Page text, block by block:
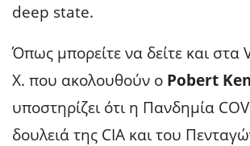
deep state.
Όπως μπορείτε να δείτε και στα
X. που ακολουθούν ο Ρobert
υποστηρίζει ότι η Πανδημία
δουλειά της CIA και του